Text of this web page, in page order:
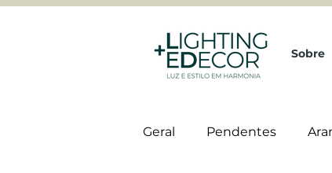
Sobre
Geral Pendentes